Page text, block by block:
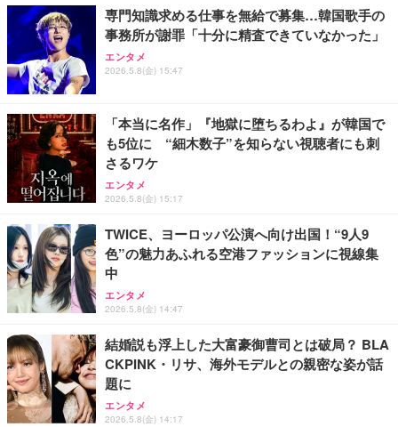
習用 ピンク
専門知識求める仕事を無給で募集…韓国歌手の
事務所が謝罪「十分に精査できていなかった」
エンタメ
2026.5.8(金) 15:47
「本当に名作」『地獄に堕ちるわよ』が韓国で
も5位に “細木数子”を知らない視聴者にも刺
さるワケ
エンタメ
2026.5.8(金) 15:17
TWICE、ヨーロッパ公演へ向け出国！“9人9
色”の魅力あふれる空港ファッションに視線集
中
エンタメ
2026.5.8(金) 14:47
結婚説も浮上した大富豪御曹司とは破局？ BLA
CKPINK・リサ、海外モデルとの親密な姿が話
題に
エンタメ
2026.5.8(金) 14:17